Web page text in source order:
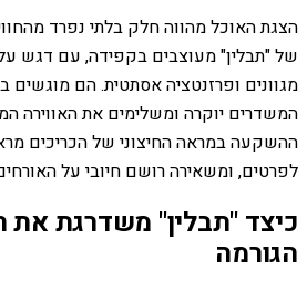
הצגת האוכל מהווה חלק בלתי נפרד
של "תבלין" מעוצבים בקפידה, עם דגש
מגוונים ופרזנטציה אסתטית. הם מוגשים
המשדרים יוקרה ומשלימים את האווירה
ההשקעה במראה החיצוני של הכריכים
לפרטים, ומשאירה רושם חיובי על
כיצד "תבלין" משדרגת את
הגורמה